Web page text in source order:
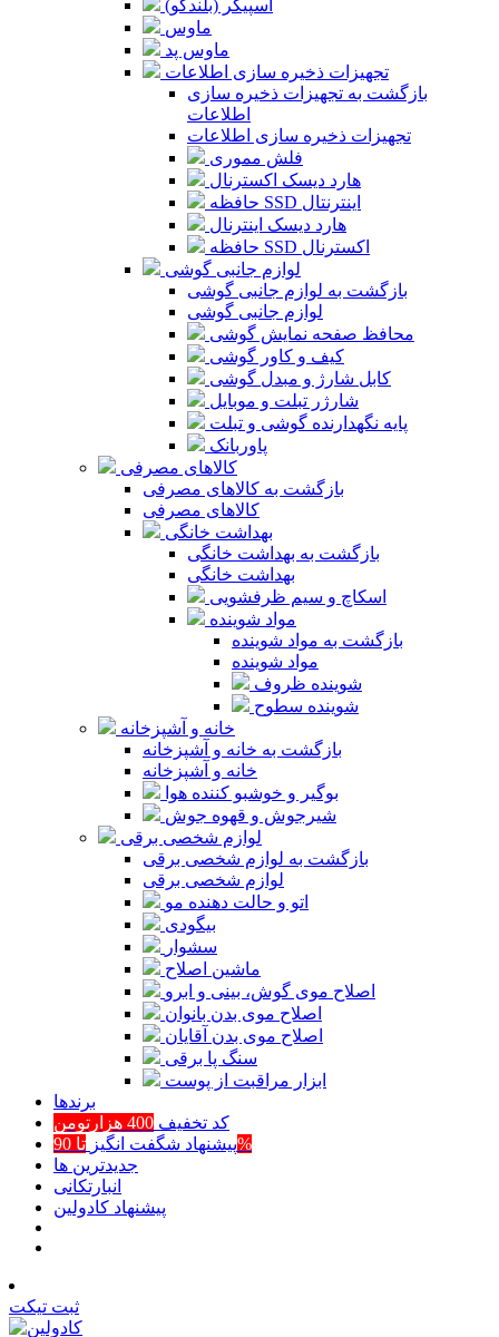
اسپیکر (بلندگو)
ماوس
ماوس پد
تجهیزات ذخیره سازی اطلاعات
بازگشت به تجهیزات ذخیره سازی
اطلاعات
تجهیزات ذخیره سازی اطلاعات
فلش مموری
هارد دیسک اکسترنال
حافظه SSD اینترنتال
هارد دیسک اینترنال
حافظه SSD اکسترنال
لوازم جانبی گوشی
بازگشت به لوازم جانبی گوشی
لوازم جانبی گوشی
محافظ صفحه نمایش گوشی
کیف و کاور گوشی
کابل شارژ و مبدل گوشی
شارژر تبلت و موبایل
پایه نگهدارنده گوشی و تبلت
پاوربانک
کالاهای مصرفی
بازگشت به کالاهای مصرفی
کالاهای مصرفی
بهداشت خانگی
بازگشت به بهداشت خانگی
بهداشت خانگی
اسکاچ و سیم ظرفشویی
مواد شوینده
بازگشت به مواد شوینده
مواد شوینده
شوینده ظروف
شوینده سطوح
خانه و آشپزخانه
بازگشت به خانه و آشپزخانه
خانه و آشپزخانه
بوگیر و خوشبو کننده هوا
شیرجوش و قهوه جوش
لوازم شخصی برقی
بازگشت به لوازم شخصی برقی
لوازم شخصی برقی
اتو و حالت دهنده مو
بیگودی
سشوار
ماشین اصلاح
اصلاح موی گوش، بینی و ابرو
اصلاح موی بدن بانوان
اصلاح موی بدن آقایان
سنگ پا برقی
ابزار مراقبت از پوست
برند‌ها
کد تخفیف 400 هزارتومن
پیشنهاد شگفت انگیزتا 90%
جدیدترین ها
انبارتکانی
پیشنهاد کادولین
ثبت تیکت